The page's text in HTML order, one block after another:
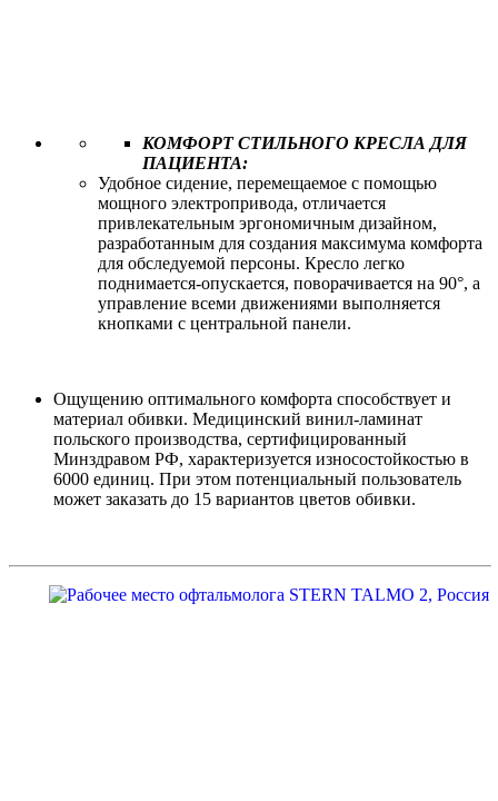
КОМФОРТ СТИЛЬНОГО КРЕСЛА ДЛЯ
ПАЦИЕНТА:
Удобное сидение, перемещаемое с помощью
мощного электропривода, отличается
привлекательным эргономичным дизайном,
разработанным для создания максимума комфорта
для обследуемой персоны. Кресло легко
поднимается-опускается, поворачивается на 90°, а
управление всеми движениями выполняется
кнопками с центральной панели.
Ощущению оптимального комфорта способствует и
материал обивки. Медицинский винил-ламинат
польского производства, сертифицированный
Минздравом РФ, характеризуется износостойкостью в
6000 единиц. При этом потенциальный пользователь
может заказать до 15 вариантов цветов обивки.